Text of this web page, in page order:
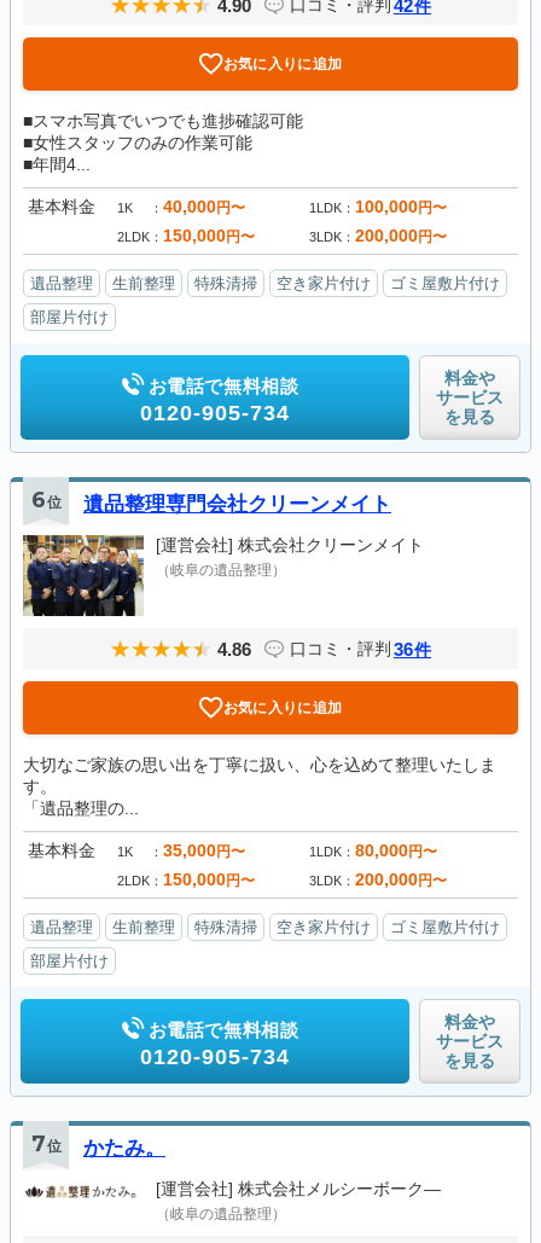
4.90 口コミ・評判 42件
お気に入りに追加
■スマホ写真でいつでも進捗確認可能
■女性スタッフのみの作業可能
■年間4...
基本料金 1K 40,000円〜 1LDK 100,000円〜
2LDK 150,000円〜 3LDK 200,000円〜
遺品整理 生前整理 特殊清掃 空き家片付け
ゴミ屋敷片付け
部屋片付け
お電話で無料相談
0120-905-734
料金や
サービス
を見る
6位 遺品整理専門会社クリーンメイト
[運営会社] 株式会社クリーンメイト
（岐阜の遺品整理）
4.86 口コミ・評判 36件
お気に入りに追加
大切なご家族の思い出を丁寧に扱い、心を込めて整理いたしま
す。
「遺品整理の...
基本料金 1K 35,000円〜 1LDK 80,000円〜
2LDK 150,000円〜 3LDK 200,000円〜
遺品整理 生前整理 特殊清掃 空き家片付け
ゴミ屋敷片付け
部屋片付け
お電話で無料相談
0120-905-734
料金や
サービス
を見る
7位 かたみ。
[運営会社] 株式会社メルシーボーク―
（岐阜の遺品整理）